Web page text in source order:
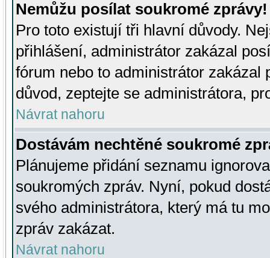
Nemůžu posílat soukromé zprávy!
Pro toto existují tři hlavní důvody.
přihlášení, administrátor zakázal
fórum nebo to administrátor zakázal
důvod, zeptejte se administrátora,
Návrat nahoru
Dostávám nechtěné soukromé
Plánujeme přidání seznamu
soukromých zpráv. Nyní, pokud
svého administrátora, který má tu
zpráv zakázat.
Návrat nahoru